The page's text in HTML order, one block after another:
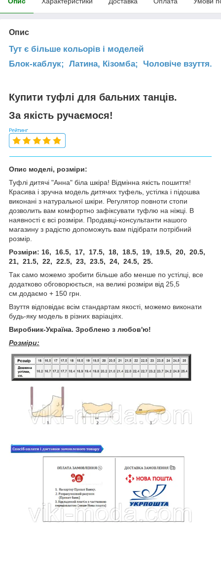
Опис
Тут є більше кольорів і моделей
Блок-каблук;
Латина, Кізомба; Чоловіче взуття.
Купити туфлі для бальних танців.
За якість ручаємося!
Опис моделі, розміри:
Туфлі дитячі "Анна" біла шкіра! Відмінна якість пошиття!
Красива і зручна модель дитячих туфель, устілка і підошва
виконані з натуральної шкіри. Регулятор повноти стопи
дозволить вам комфортно зафіксувати туфлю на ніжці. В
наявності є всі розміри. Продавці-консультанти нашого
магазину з радістю допоможуть вам підібрати потрібний
розмір.
Розміри: 16, 16.5, 17, 17.5, 18, 18.5, 19, 19.5, 20, 20.5,
21, 21.5, 22, 22.5, 23, 23.5, 24, 24.5, 25.
Так само можемо зробити більше або менше по устілці, все
додатково обговорюється, на великі розміри від 25,5
см.додаємо + 150 грн.
Взуття відповідає всім стандартам якості, можемо виконати
будь-яку модель в різних варіаціях.
Виробник-Україна. Зроблено з любов'ю!
Розміри: